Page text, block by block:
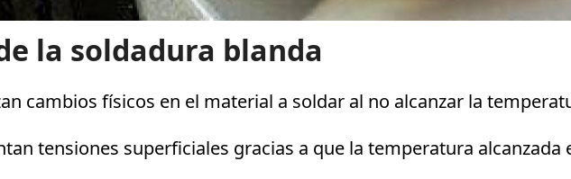
la soldadura blanda
cambios físicos en el material a soldar al no alcanzar la
tensiones superficiales gracias a que la temperatura alcanzada